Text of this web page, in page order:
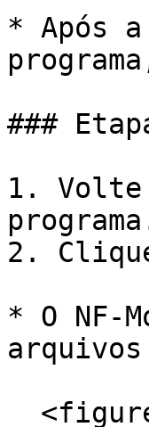
* Após
###
1.
2.
* O NF-